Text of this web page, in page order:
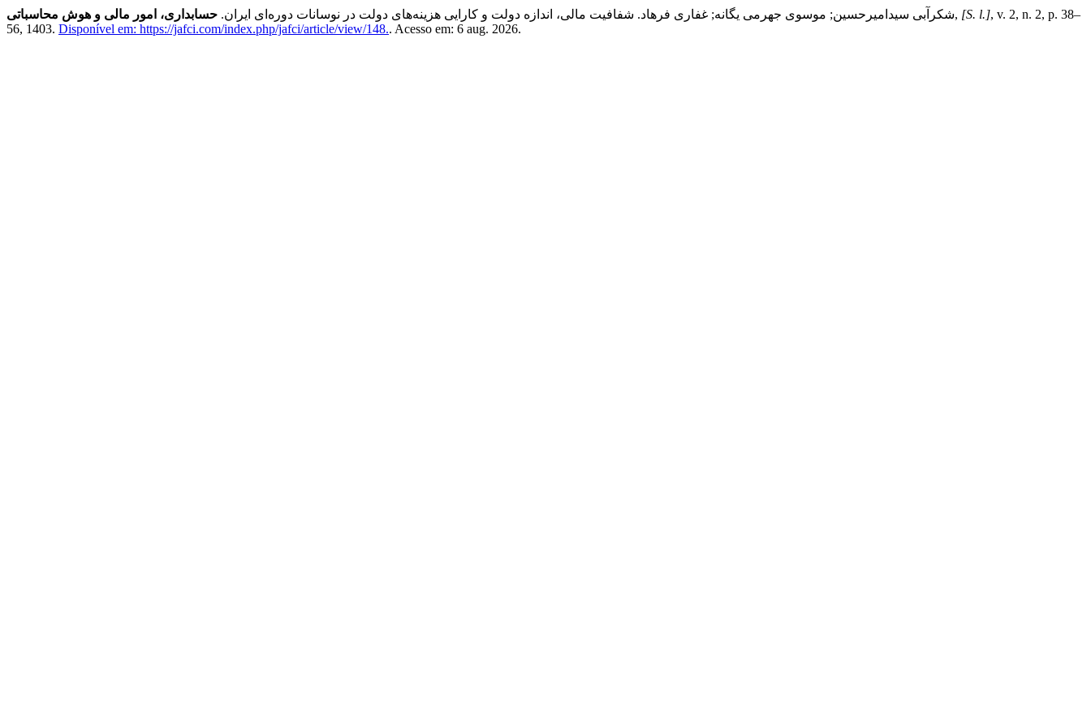
شکرآبی سیدامیرحسین; موسوی جهرمی یگانه; غفاری فرهاد. شفافیت مالی، اندازه دولت و کارایی هزینه‌های دولت در نوسانات دوره‌ای ایران. حسابداری، امور مالی و هوش محاسباتی , [S. l.], v. 2, n. 2, p. 38–
56, 1403. Disponível em: https://jafci.com/index.php/jafci/article/view/148.. Acesso em: 6 aug. 2026.